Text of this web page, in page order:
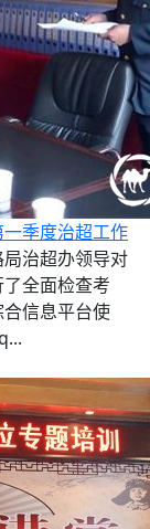
季度治超工作
治超办领导对
全面检查考
信息平台使